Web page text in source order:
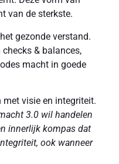
van de sterkste.
gezonde verstand.
& balances,
macht in goede
visie en integriteit.
3.0 wil handelen
innerlijk kompas dat
ook wanneer